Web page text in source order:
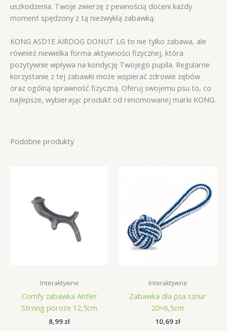
uszkodzenia. Twoje zwierzę z pewnością doceni każdy
moment spędzony z tą niezwykłą zabawką.
KONG ASD1E AIRDOG DONUT LG to nie tylko zabawa, ale
również niewielka forma aktywności fizycznej, która
pozytywnie wpływa na kondycję Twojego pupila. Regularne
korzystanie z tej zabawki może wspierać zdrowie zębów
oraz ogólną sprawność fizyczną. Oferuj swojemu psu to, co
najlepsze, wybierając produkt od renomowanej marki KONG.
Podobne produkty
Interaktywne
Comfy zabawka Antler
Strong poroże 12,5cm
8,99 zł
Interaktywne
Zabawka dla psa sznur
20×6,5cm
10,69 zł